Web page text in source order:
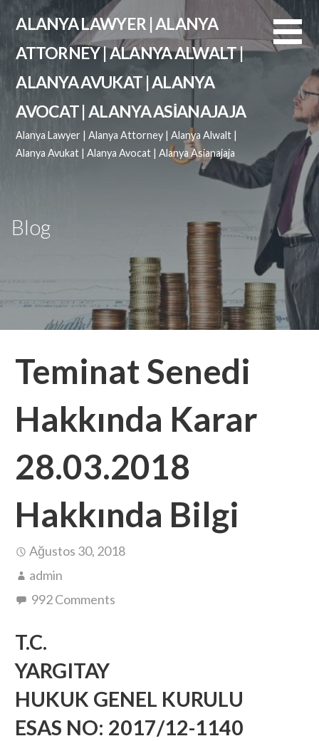
İçeriğe
ALANYA LAWYER | ALANYA
ATTORNEY | ALANYA ALWALT |
ALANYA AVUKAT | ALANYA
AVOCAT | ALANYA ASIANAJAJA
Alanya Lawyer | Alanya Attorney | Alanya Alwalt |
Alanya Avukat | Alanya Avocat | Alanya Asianajaja
Blog
Teminat Senedi
Hakkında Karar
28.03.2018
Hakkında Bilgi
Ağustos 30, 2018
admin
992 Comments
T.C.
YARGITAY
HUKUK GENEL KURULU
ESAS NO: 2017/12-1140